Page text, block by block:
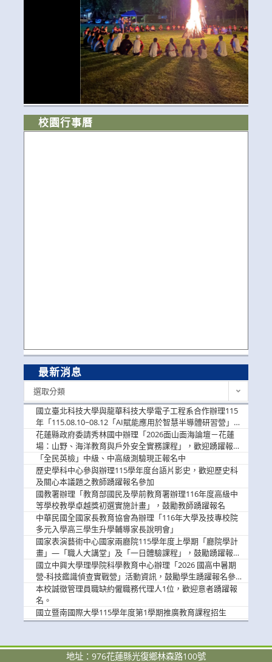
校園行事曆
最新消息
選取分類
國立臺北科技大學與龍華科技大學電子工程系合作辦理115
年「115.08.10~08.12「AI賦能應用於智慧半導體研習營」，
歡迎學生踴躍報名參加
花蓮縣政府委請秀林國中辦理「2026面山面海論壇－花蓮
場：山野、海洋教育與戶外安全實務課程」，歡迎踴躍報名
參加
「全民英檢」中級、中高級測驗現正報名中
歷史學科中心參與辦理115學年度台語片影史，歡迎歷史科
及關心本議題之教師踴躍報名參加
國教署辦理「教育部國民及學前教育署辦理116年度高級中
等學校教學卓越獎初選實施計畫」，鼓勵教師踴躍報名
中華民國全國家長教育協會為辦理「116年大學及技專校院
多元入學高三學生升學輔導家長說明會」
國家表演藝術中心國家兩廳院115學年度上學期「廳院學計
畫」—「職人大講堂」及「一日體驗課程」，鼓勵踴躍報名
參與。
國立中興大學理學院科學教育中心辦理「2026 國高中暑期
營-科技鑑識偵查實戰營」活動資訊，鼓勵學生踴躍報名參
加。
本校誠徵管理員職缺約僱職務代理人1位，歡迎意者踴躍報
名。
國立暨南國際大學115學年度第1學期推廣教育課程招生
地址：976花蓮縣光復鄉林森路100號